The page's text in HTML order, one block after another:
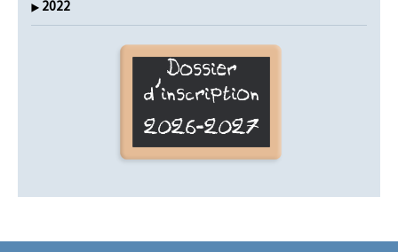
2022
Dossier
d'inscription
2026-2027